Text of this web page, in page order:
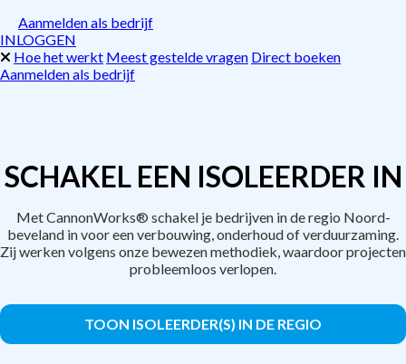
Aanmelden als bedrijf
INLOGGEN
Hoe het werkt Meest gestelde vragen Direct boeken
Aanmelden als bedrijf
SCHAKEL EEN ISOLEERDER IN
Met CannonWorks® schakel je bedrijven in de regio Noord-
beveland in voor een verbouwing, onderhoud of verduurzaming.
Zij werken volgens onze bewezen methodiek, waardoor projecten
probleemloos verlopen.
TOON ISOLEERDER(S) IN DE REGIO